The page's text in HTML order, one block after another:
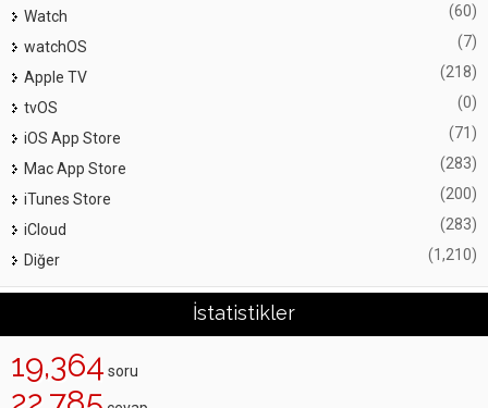
Watch (60)
watchOS (7)
Apple TV (218)
tvOS (0)
iOS App Store (71)
Mac App Store (283)
iTunes Store (200)
iCloud (283)
Diğer (1,210)
İstatistikler
19,364 soru